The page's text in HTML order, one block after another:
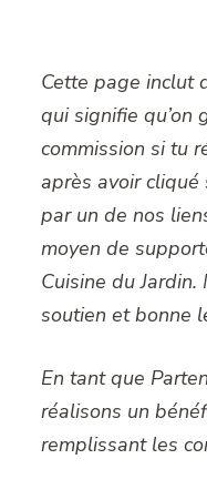
Cette page inclut
qui signifie qu’on
commission si tu
après avoir cliqué
par un de nos
moyen de
Cuisine du Jardin.
soutien et bonne
En tant que
réalisons un
remplissant les